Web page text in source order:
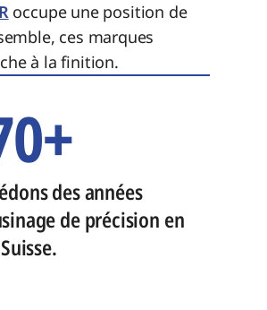
occupe une position de
ces marques
à la finition.
des années
de précision en
Suisse.